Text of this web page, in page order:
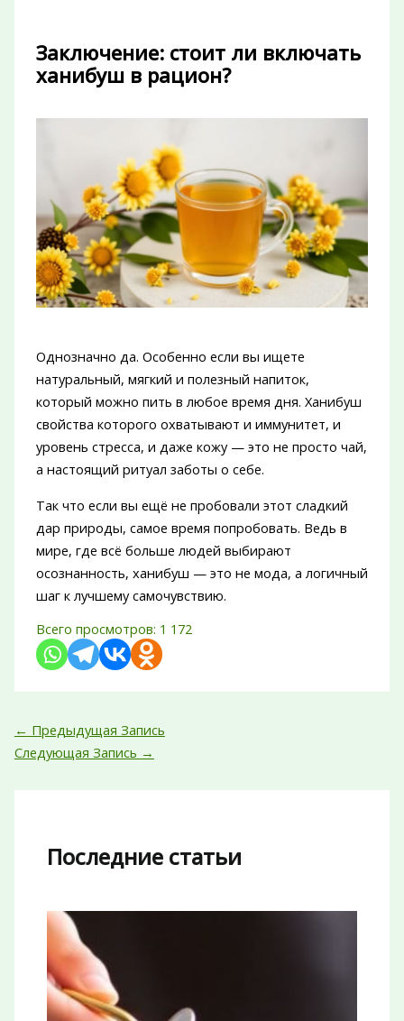
Заключение: стоит ли включать
ханибуш в рацион?
Однозначно да. Особенно если вы ищете
натуральный, мягкий и полезный напиток,
который можно пить в любое время дня. Ханибуш
свойства которого охватывают и иммунитет, и
уровень стресса, и даже кожу — это не просто чай,
а настоящий ритуал заботы о себе.
Так что если вы ещё не пробовали этот сладкий
дар природы, самое время попробовать. Ведь в
мире, где всё больше людей выбирают
осознанность, ханибуш — это не мода, а логичный
шаг к лучшему самочувствию.
Всего просмотров: 1 172
← Предыдущая Запись
Следующая Запись →
Последние статьи